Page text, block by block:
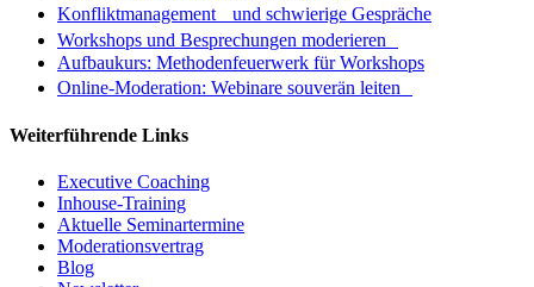
Konfliktmanagement und schwierige Gespräche
Workshops und Besprechungen moderieren
Aufbaukurs: Methodenfeuerwerk für Workshops
Online-Moderation: Webinare souverän leiten
Weiterführende Links
Executive Coaching
Inhouse-Training
Aktuelle Seminartermine
Moderationsvertrag
Blog